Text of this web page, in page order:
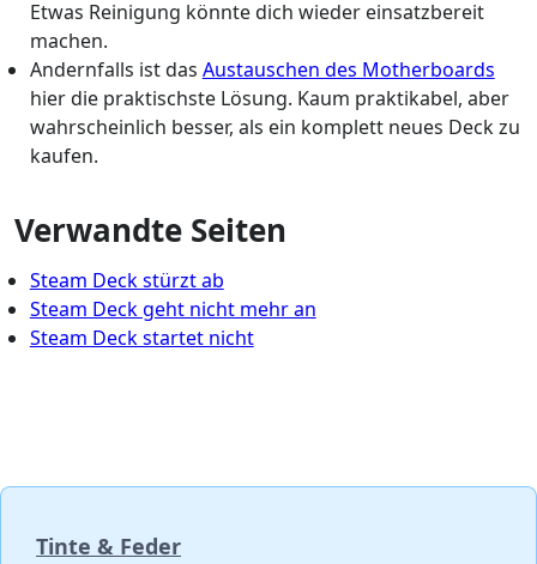
Etwas Reinigung könnte dich wieder einsatzbereit
machen.
Andernfalls ist das Austauschen des Motherboards
hier die praktischste Lösung. Kaum praktikabel, aber
wahrscheinlich besser, als ein komplett neues Deck zu
kaufen.
Verwandte Seiten
Steam Deck stürzt ab
Steam Deck geht nicht mehr an
Steam Deck startet nicht
Tinte & Feder